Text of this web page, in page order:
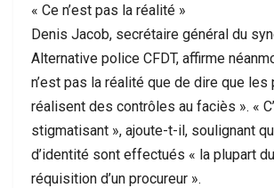
« Ce n’est pas la réalité »
Denis Jacob, secrétaire général du
Alternative police CFDT, affirme
n’est pas la réalité que de dire que les
réalisent des contrôles au faciès ». «
stigmatisant », ajoute-t-il, soulignant
d’identité sont effectués « la plupart
réquisition d’un procureur ».